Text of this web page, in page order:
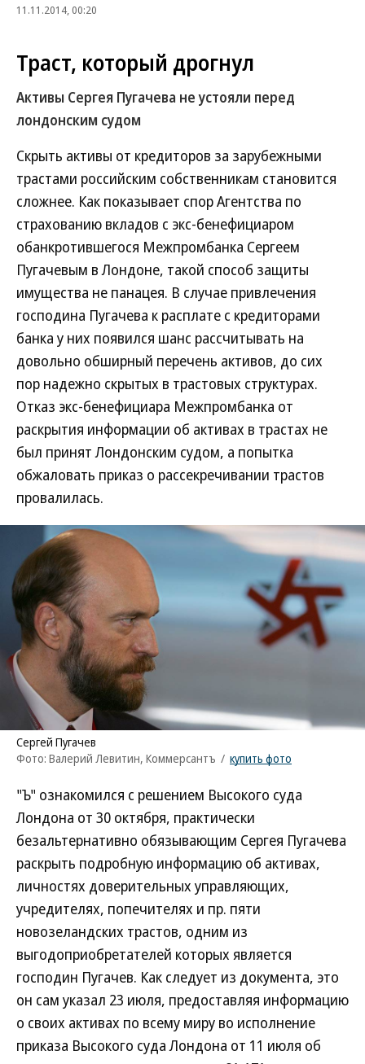
11.11.2014, 00:20
Траст, который дрогнул
Активы Сергея Пугачева не устояли перед
лондонским судом
Скрыть активы от кредиторов за зарубежными
трастами российским собственникам становится
сложнее. Как показывает спор Агентства по
страхованию вкладов с экс-бенефициаром
обанкротившегося Межпромбанка Сергеем
Пугачевым в Лондоне, такой способ защиты
имущества не панацея. В случае привлечения
господина Пугачева к расплате с кредиторами
банка у них появился шанс рассчитывать на
довольно обширный перечень активов, до сих
пор надежно скрытых в трастовых структурах.
Отказ экс-бенефициара Межпромбанка от
раскрытия информации об активах в трастах не
был принят Лондонским судом, а попытка
обжаловать приказ о рассекречивании трастов
провалилась.
Сергей Пугачев
Фото: Валерий Левитин, Коммерсантъ / купить фото
"Ъ" ознакомился с решением Высокого суда
Лондона от 30 октября, практически
безальтернативно обязывающим Сергея Пугачева
раскрыть подробную информацию об активах,
личностях доверительных управляющих,
учредителях, попечителях и пр. пяти
новозеландских трастов, одним из
выгодоприобретателей которых является
господин Пугачев. Как следует из документа, это
он сам указал 23 июля, предоставляя информацию
о своих активах по всему миру во исполнение
приказа Высокого суда Лондона от 11 июля об